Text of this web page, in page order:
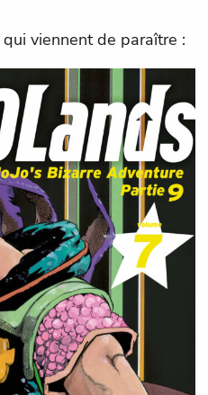
qui viennent de paraître :